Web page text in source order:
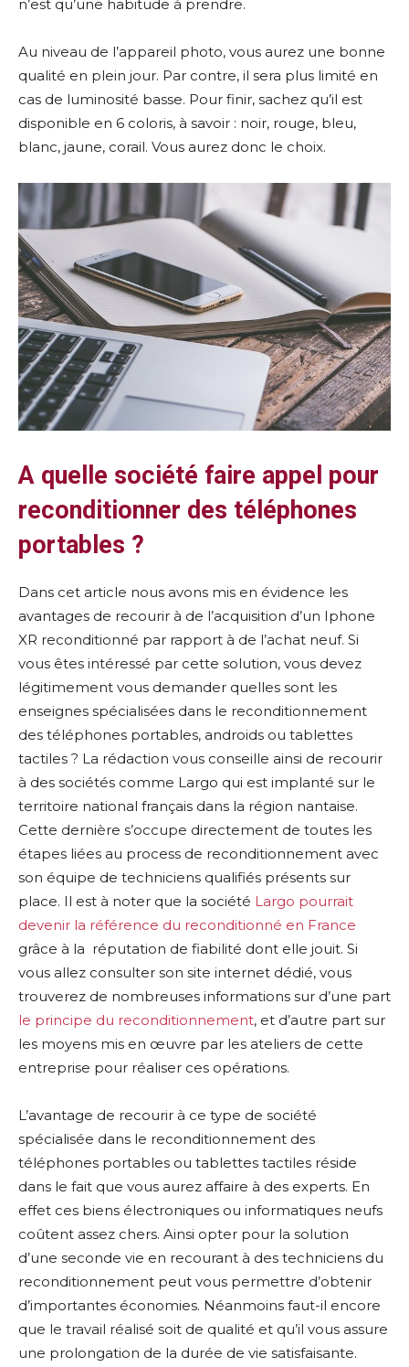
n’est qu’une habitude à prendre.
Au niveau de l’appareil photo, vous aurez une bonne
qualité en plein jour. Par contre, il sera plus limité en
cas de luminosité basse. Pour finir, sachez qu’il est
disponible en 6 coloris, à savoir : noir, rouge, bleu,
blanc, jaune, corail. Vous aurez donc le choix.
A quelle société faire appel pour
reconditionner des téléphones
portables ?
Dans cet article nous avons mis en évidence les
avantages de recourir à de l’acquisition d’un Iphone
XR reconditionné par rapport à de l’achat neuf. Si
vous êtes intéressé par cette solution, vous devez
légitimement vous demander quelles sont les
enseignes spécialisées dans le reconditionnement
des téléphones portables, androids ou tablettes
tactiles ? La rédaction vous conseille ainsi de recourir
à des sociétés comme Largo qui est implanté sur le
territoire national français dans la région nantaise.
Cette dernière s’occupe directement de toutes les
étapes liées au process de reconditionnement avec
son équipe de techniciens qualifiés présents sur
place. Il est à noter que la société Largo pourrait
devenir la référence du reconditionné en France
grâce à la réputation de fiabilité dont elle jouit. Si
vous allez consulter son site internet dédié, vous
trouverez de nombreuses informations sur d’une part
le principe du reconditionnement, et d’autre part sur
les moyens mis en œuvre par les ateliers de cette
entreprise pour réaliser ces opérations.
L’avantage de recourir à ce type de société
spécialisée dans le reconditionnement des
téléphones portables ou tablettes tactiles réside
dans le fait que vous aurez affaire à des experts. En
effet ces biens électroniques ou informatiques neufs
coûtent assez chers. Ainsi opter pour la solution
d’une seconde vie en recourant à des techniciens du
reconditionnement peut vous permettre d’obtenir
d’importantes économies. Néanmoins faut-il encore
que le travail réalisé soit de qualité et qu’il vous assure
une prolongation de la durée de vie satisfaisante.